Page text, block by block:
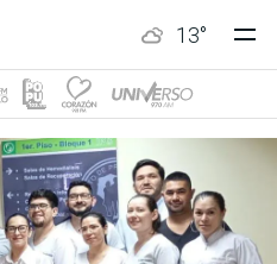
13°